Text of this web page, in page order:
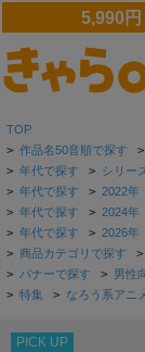
5,990円
TOP
> 作品名50音順で探す >
> 年代で探す > シリー
> 年代で探す > 2022年
> 年代で探す > 2024年
> 年代で探す > 2026年
> 商品カテゴリで探す >
> バナーで探す > 男性
> 特集 > なろう系アニ
PICK UP